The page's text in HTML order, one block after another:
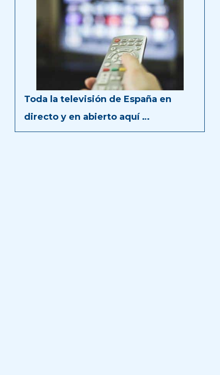
Toda la televisión de España en
directo y en abierto aquí …